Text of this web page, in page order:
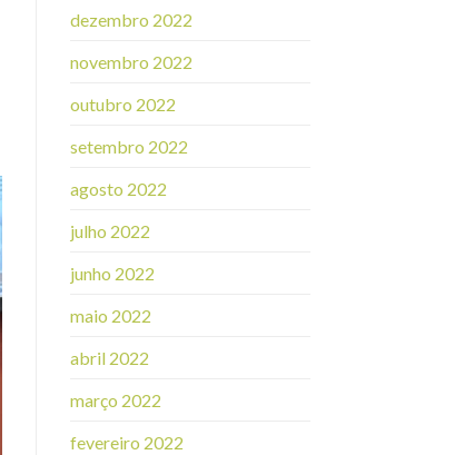
dezembro 2022
novembro 2022
outubro 2022
setembro 2022
agosto 2022
julho 2022
junho 2022
maio 2022
abril 2022
março 2022
fevereiro 2022